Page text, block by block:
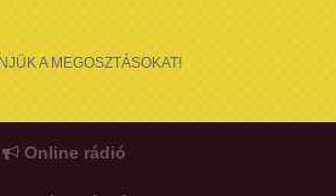
A MEGOSZTÁSOKAT!
Online rádió